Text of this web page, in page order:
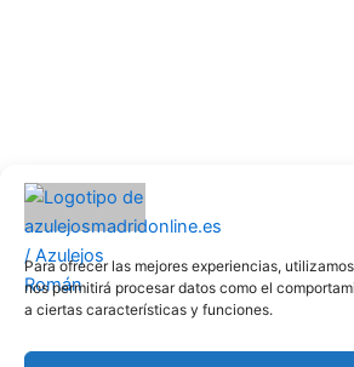
Para ofrecer las mejores experiencias,
nos permitirá procesar datos como el
a ciertas características y funciones.